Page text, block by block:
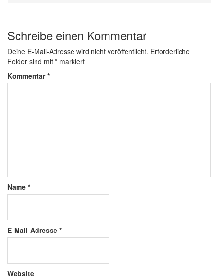
Schreibe einen Kommentar
Deine E-Mail-Adresse wird nicht veröffentlicht. Erforderliche
Felder sind mit * markiert
Kommentar*
Name *
E-Mail-Adresse *
Website